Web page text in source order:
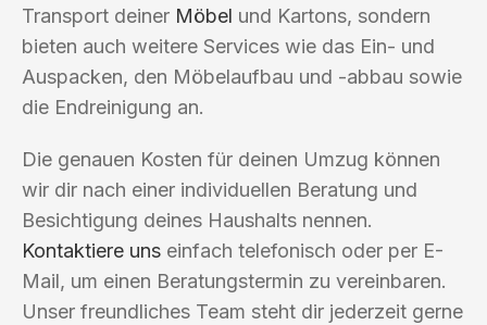
Transport deiner Möbel und Kartons, sondern
bieten auch weitere Services wie das Ein- und
Auspacken, den Möbelaufbau und -abbau sowie
die Endreinigung an.
Die genauen Kosten für deinen Umzug können
wir dir nach einer individuellen Beratung und
Besichtigung deines Haushalts nennen.
Kontaktiere uns einfach telefonisch oder per E-
Mail, um einen Beratungstermin zu vereinbaren.
Unser freundliches Team steht dir jederzeit gerne